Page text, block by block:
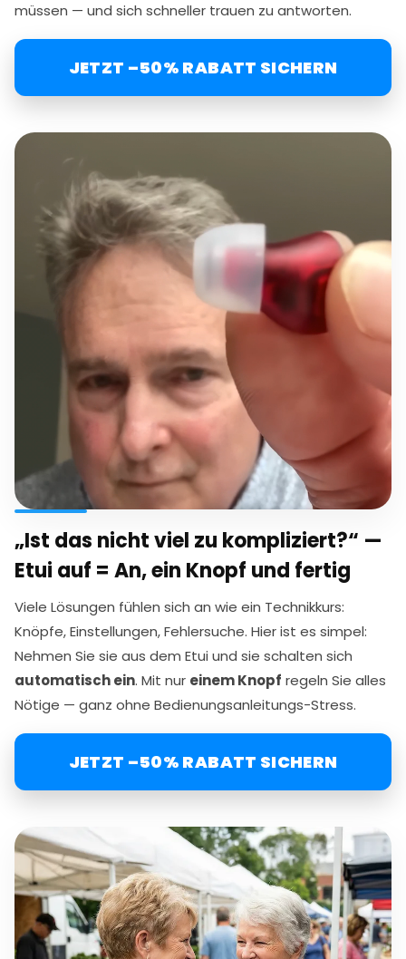
müssen — und sich schneller trauen zu antworten.
JETZT –50% RABATT SICHERN
„Ist das nicht viel zu kompliziert?“ —
Etui auf = An, ein Knopf und fertig
Viele Lösungen fühlen sich an wie ein Technikkurs:
Knöpfe, Einstellungen, Fehlersuche. Hier ist es simpel:
Nehmen Sie sie aus dem Etui und sie schalten sich
automatisch ein. Mit nur einem Knopf regeln Sie alles
Nötige — ganz ohne Bedienungsanleitungs-Stress.
JETZT –50% RABATT SICHERN